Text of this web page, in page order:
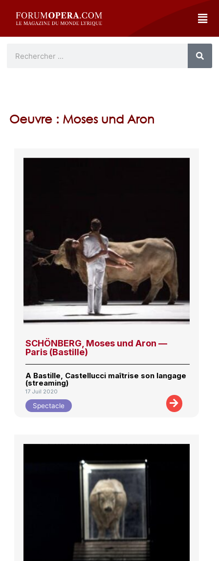
Oeuvre : Moses und Aron
SCHÖNBERG, Moses und Aron —
Paris (Bastille)
A Bastille, Castellucci maîtrise son langage
(streaming)
17 Juil 2020
Spectacle